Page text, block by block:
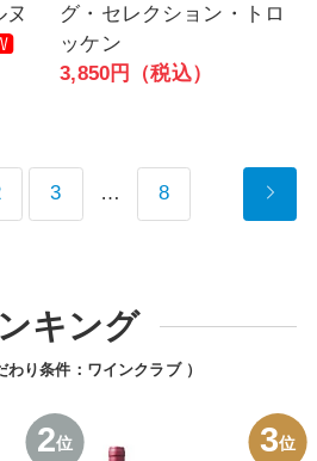
ヌ
グ・セレクション・トロ
ッケン
3,850円（税込）
3 … 8
キング
わり条件： ワインクラブ）
2位 3位